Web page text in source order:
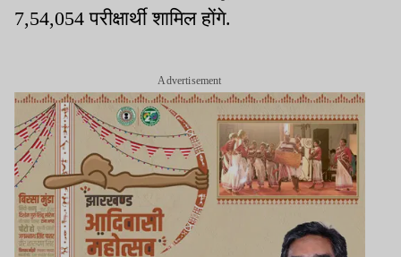
7,54,054 परीक्षार्थी शामिल होंगे.
Advertisement